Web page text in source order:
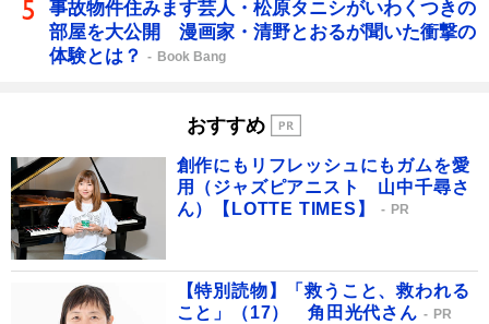
事故物件住みます芸人・松原タニシがいわくつきの
部屋を大公開 漫画家・清野とおるが聞いた衝撃の
体験とは？
Book Bang
おすすめ
創作にもリフレッシュにもガムを愛
用（ジャズピアニスト 山中千尋さ
ん）【LOTTE TIMES】
PR
【特別読物】「救うこと、救われる
こと」（17） 角田光代さん
PR